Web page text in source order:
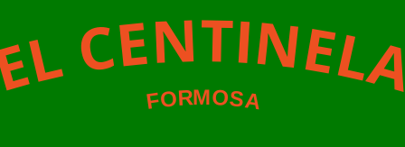
L CENTINELA
FORMOSA